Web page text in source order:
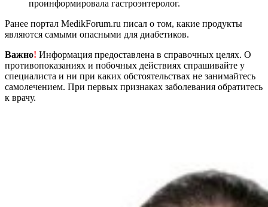
проинформировала гастроэнтеролог.
Ранее портал MedikForum.ru писал о том, какие продукты
являются самыми опасными для диабетиков.
Важно! Информация предоставлена в справочных целях. О
противопоказаниях и побочных действиях спрашивайте у
специалиста и ни при каких обстоятельствах не занимайтесь
самолечением. При первых признаках заболевания обратитесь
к врачу.